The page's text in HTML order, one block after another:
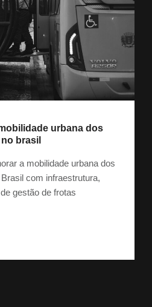
urbana dos
brasil
a mobilidade urbana dos
com infraestrutura,
gestão de frotas